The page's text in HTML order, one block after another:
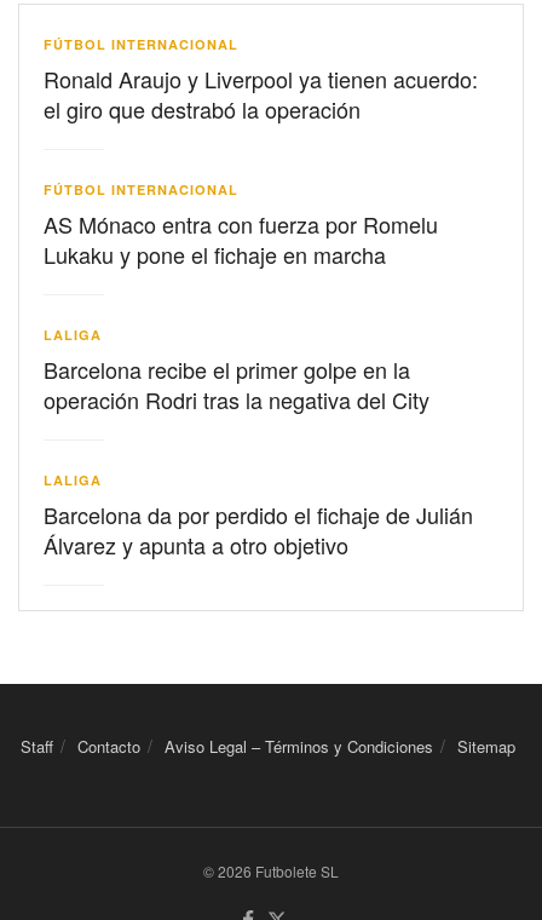
FÚTBOL INTERNACIONAL
Ronald Araujo y Liverpool ya tienen acuerdo:
el giro que destrabó la operación
FÚTBOL INTERNACIONAL
AS Mónaco entra con fuerza por Romelu
Lukaku y pone el fichaje en marcha
LALIGA
Barcelona recibe el primer golpe en la
operación Rodri tras la negativa del City
LALIGA
Barcelona da por perdido el fichaje de Julián
Álvarez y apunta a otro objetivo
Staff Contacto Aviso Legal – Términos y Condiciones Sitemap
© 2026 Futbolete SL